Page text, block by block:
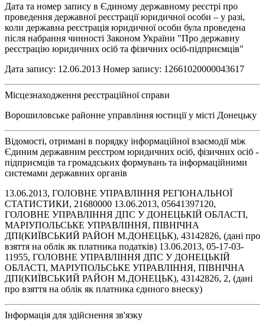
Дата та номер запису в Єдиному державному реєстрі про
проведення державної реєстрації юридичної особи – у разі,
коли державна реєстрація юридичної особи була проведена
після набрання чинності Законом України "Про державну
реєстрацію юридичних осіб та фізичних осіб-підприємців"
Дата запису: 12.06.2013 Номер запису: 12661020000043617
Місцезнаходження реєстраційної справи
Ворошиловське районне управління юстиції у місті Донецьку
Відомості, отримані в порядку інформаційної взаємодії між
Єдиним державним реєстром юридичних осіб, фізичних осіб -
підприємців та громадських формувань та інформаційними
системами державних органів
13.06.2013, ГОЛОВНЕ УПРАВЛІННЯ РЕГІОНАЛЬНОЇ
СТАТИСТИКИ, 21680000 13.06.2013, 05641397120,
ГОЛОВНЕ УПРАВЛІННЯ ДПС У ДОНЕЦЬКІЙ ОБЛАСТІ,
МАРІУПОЛЬСЬКЕ УПРАВЛІННЯ, ПІВНІЧНА
ДПІ(КИЇВСЬКИЙ РАЙОН М.ДОНЕЦЬК), 43142826, (дані про
взяття на облік як платника податків) 13.06.2013, 05-17-03-
11955, ГОЛОВНЕ УПРАВЛІННЯ ДПС У ДОНЕЦЬКІЙ
ОБЛАСТІ, МАРІУПОЛЬСЬКЕ УПРАВЛІННЯ, ПІВНІЧНА
ДПІ(КИЇВСЬКИЙ РАЙОН М.ДОНЕЦЬК), 43142826, 2, (дані
про взяття на облік як платника єдиного внеску)
Інформація для здійснення зв'язку